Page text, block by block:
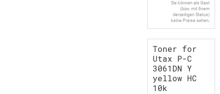
Sie können als Gast
(bzw. mit Ihrem
derzeitigen Status)
keine Preise sehen.
Toner for
Utax P-C
3061DN Y
yellow HC
10k